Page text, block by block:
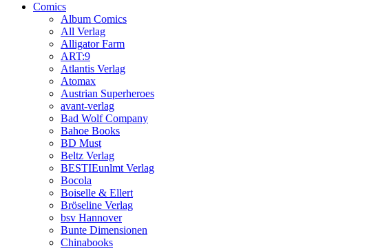
Comics
Album Comics
All Verlag
Alligator Farm
ART:9
Atlantis Verlag
Atomax
Austrian Superheroes
avant-verlag
Bad Wolf Company
Bahoe Books
BD Must
Beltz Verlag
BESTIEunlmt Verlag
Bocola
Boiselle & Ellert
Bröseline Verlag
bsv Hannover
Bunte Dimensionen
Chinabooks